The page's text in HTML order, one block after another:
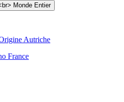
Autriche